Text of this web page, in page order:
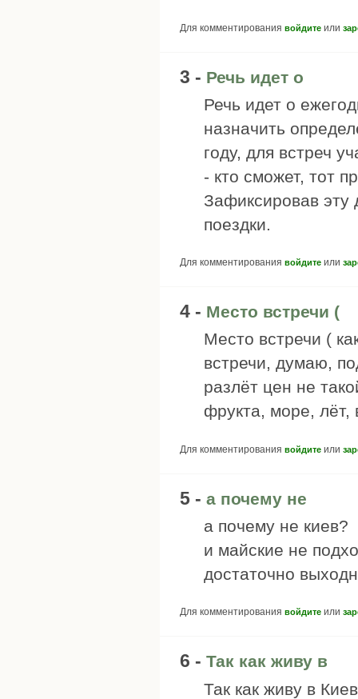
Для комментирования войдите или
3 - Речь идет о
Речь идет о
назначить
году, для встреч
- кто сможет, тот
Зафиксировав эту
поездки.
Для комментирования войдите или
4 - Место встречи (
Место встречи (
встречи, думаю,
разлёт цен не
фрукта, море, лёт,
Для комментирования войдите или
5 - а почему не
а почему не киев?
и майские не
достаточно
Для комментирования войдите или
6 - Так как живу в
Так как живу в